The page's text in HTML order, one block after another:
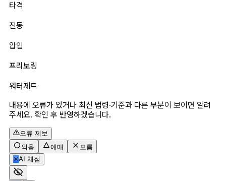
타격
진동
압입
프리보링
워터제트
내용에 오류가 있거나 최신 법령·기준과 다른 부분이 보이면 알려
주세요. 확인 후 반영하겠습니다.
오류 제보
외움
애매
모름
✳AI 채점